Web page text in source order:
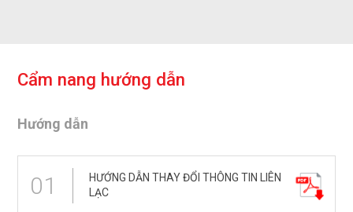
Cẩm nang hướng dẫn
Hướng dẫn
01
HƯỚNG DẪN THAY ĐỔI THÔNG TIN LIÊN
LẠC